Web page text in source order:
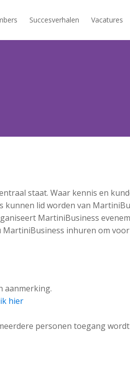
Succesverhalen Vacatures
staat. Waar kennis en
lid worden van
MartiniBusiness
inhuren om
aanmerking.
hier
personen toegang